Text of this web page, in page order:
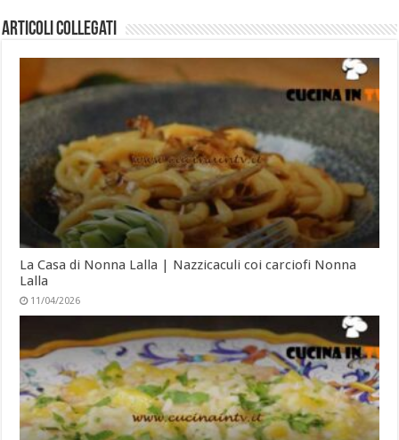
Articoli collegati
La Casa di Nonna Lalla | Nazzicaculi coi carciofi Nonna
Lalla
11/04/2026